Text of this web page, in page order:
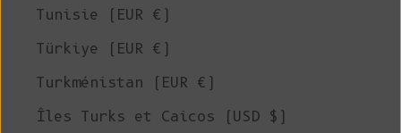
Tunisie (EUR €)
Türkiye (EUR €)
Turkménistan (EUR €)
Îles Turks et Caicos (USD $)